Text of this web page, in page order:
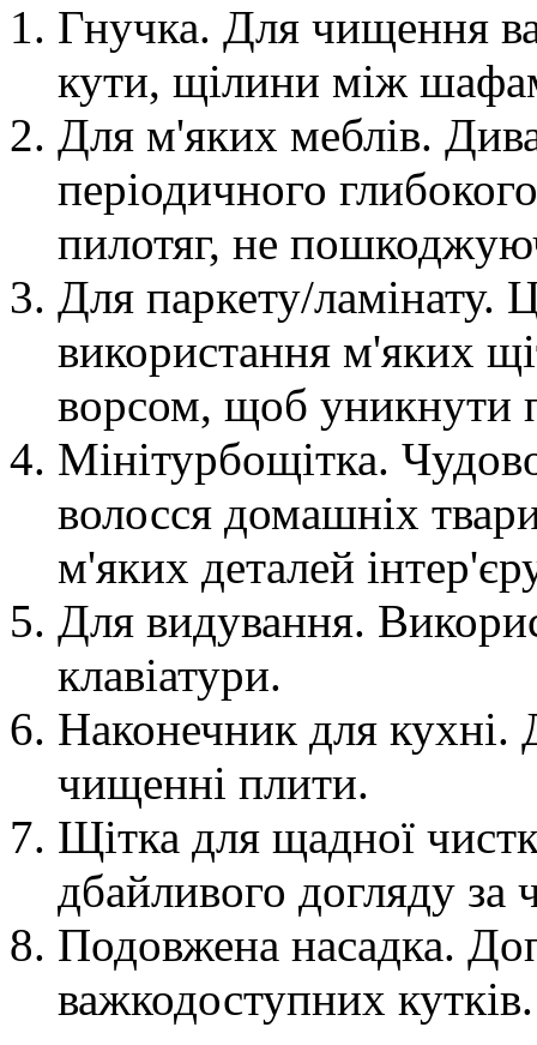
Гнучка. Для чищення
кути, щілини між
Для м'яких меблів.
періодичного
пилотяг, не
Для паркету/ламінату.
використання м'яких
ворсом, щоб уникнути
Мінітурбощітка.
волосся домашніх
м'яких деталей
Для видування.
клавіатури.
Наконечник для кухні.
чищенні плити.
Щітка для щадної
дбайливого догляду за
Подовжена насадка.
важкодоступних кутків.